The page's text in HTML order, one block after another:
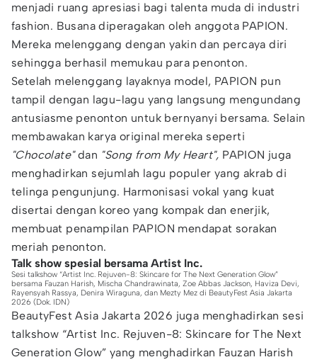
menjadi ruang apresiasi bagi talenta muda di industri
fashion. Busana diperagakan oleh anggota PAPION.
Mereka melenggang dengan yakin dan percaya diri
sehingga berhasil memukau para penonton.
Setelah melenggang layaknya model, PAPION pun
tampil dengan lagu-lagu yang langsung mengundang
antusiasme penonton untuk bernyanyi bersama. Selain
membawakan karya original mereka seperti
"Chocolate"dan "Song from My Heart", PAPION juga
menghadirkan sejumlah lagu populer yang akrab di
telinga pengunjung. Harmonisasi vokal yang kuat
disertai dengan koreo yang kompak dan enerjik,
membuat penampilan PAPION mendapat sorakan
meriah penonton.
Talk show spesial bersama Artist Inc.
Sesi talkshow “Artist Inc. Rejuven-8: Skincare for The Next Generation Glow”
bersama Fauzan Harish, Mischa Chandrawinata, Zoe Abbas Jackson, Haviza Devi,
Rayensyah Rassya, Denira Wiraguna, dan Mezty Mez di BeautyFest Asia Jakarta
2026 (Dok. IDN)
BeautyFest Asia Jakarta 2026 juga menghadirkan sesi
talkshow “Artist Inc. Rejuven-8: Skincare for The Next
Generation Glow” yang menghadirkan Fauzan Harish